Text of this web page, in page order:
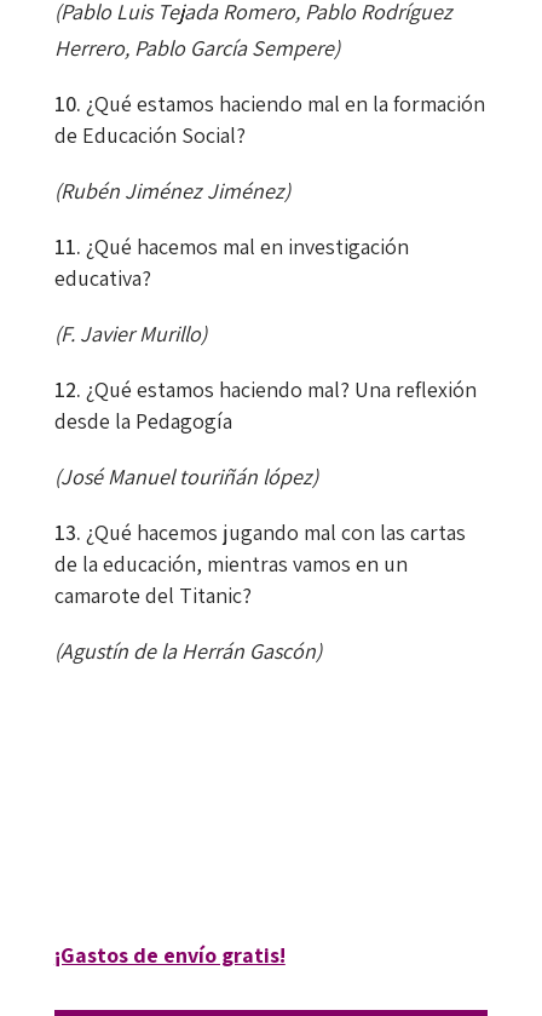
(Pablo Luis Tejada Romero, Pablo Rodríguez
Herrero, Pablo García Sempere)
¿Qué estamos haciendo mal en la formación
de Educación Social?
(Rubén Jiménez Jiménez)
¿Qué hacemos mal en investigación
educativa?
(F. Javier Murillo)
¿Qué estamos haciendo mal? Una reflexión
desde la Pedagogía
(José Manuel touriñán lópez)
¿Qué hacemos jugando mal con las cartas
de la educación, mientras vamos en un
camarote del Titanic?
(Agustín de la Herrán Gascón)
¡Gastos de envío gratis!